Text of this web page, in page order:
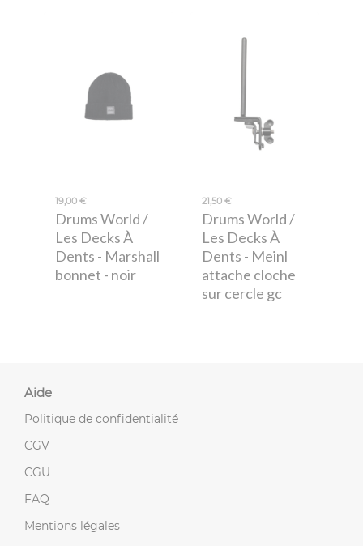
19,00 €
Drums World /
Les Decks À
Dents - Marshall
bonnet - noir
21,50 €
Drums World /
Les Decks À
Dents - Meinl
attache cloche
sur cercle gc
Aide
Politique de confidentialité
CGV
CGU
FAQ
Mentions légales